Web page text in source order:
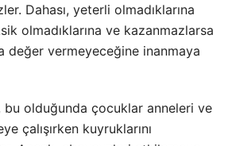
Dahası, yeterli olmadıklarına
olmadıklarına ve kazanmazlarsa
değer vermeyeceğine inanmaya
bu olduğunda çocuklar anneleri ve
çalışırken kuyruklarını